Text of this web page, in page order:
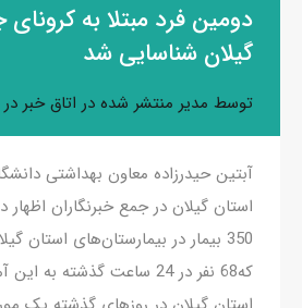
دومین فرد مبتلا به
گیلان شناسایی شد
توسط مدیر منتشر شده در اتاق خبر در
آبتین حیدرزاده معاون بهداشتی
استان گیلان در جمع خبرنگاران
350 بیمار در بیمارستان‌های استان
که68 نفر در 24 ساعت گذشته